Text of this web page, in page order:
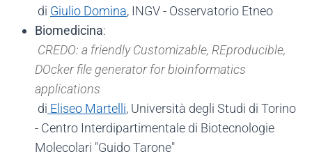
di Giulio Domina, INGV - Osservatorio Etneo
Biomedicina:
CREDO: a friendly Customizable, REproducible,
DOcker file generator for bioinformatics
applications
di Eliseo Martelli, Università degli Studi di Torino
- Centro Interdipartimentale di Biotecnologie
Molecolari "Guido Tarone"